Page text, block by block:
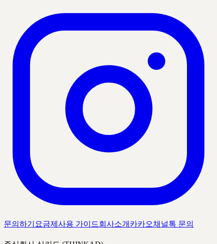
문의하기 요금제 사용 가이드회사소개 카카오채널톡 문의